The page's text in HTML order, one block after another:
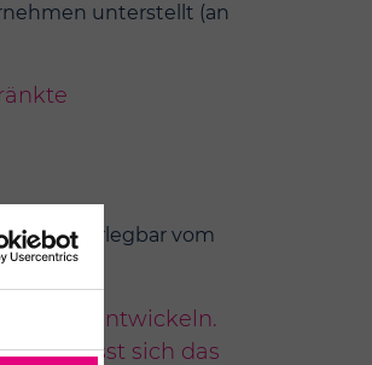
unterstellt (an
unwiderlegbar vom
entwickeln.
lässt sich das